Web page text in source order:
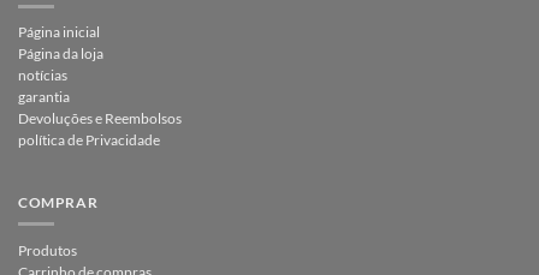
Página inicial
Página da loja
notícias
garantia
Devoluções e Reembolsos
política de Privacidade
COMPRAR
Produtos